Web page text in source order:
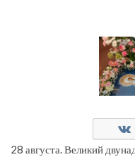
28 августа. Великий